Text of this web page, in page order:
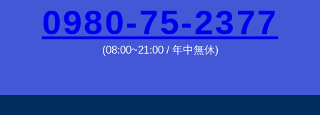
0980-75-2377
(08:00~21:00 / 年中無休)